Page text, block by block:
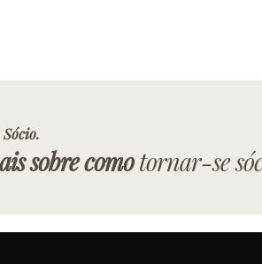
sobre comotornar-se